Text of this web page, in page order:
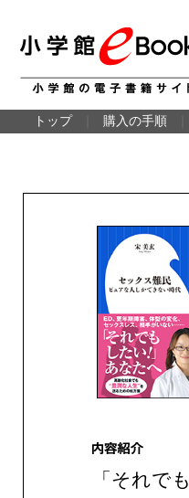
トップ 購入の手順
「それで